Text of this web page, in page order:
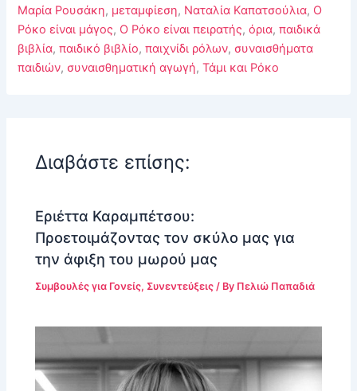
Μαρία Ρουσάκη, μεταμφίεση, Ναταλία Καπατσούλια, Ο
Ρόκο είναι μάγος, Ο Ρόκο είναι πειρατής,όρια,παιδικά
βιβλία,παιδικό βιβλίο,παιχνίδι ρόλων, συναισθήματα
παιδιών, συναισθηματική αγωγή,Τάμι και Ρόκο
Διαβάστε επίσης:
Εριέττα Καραμπέτσου:
Προετοιμάζοντας τον σκύλο μας για
την άφιξη του μωρού μας
Συμβουλές για Γονείς, Συνεντεύξεις / By Πελιώ Παπαδιά